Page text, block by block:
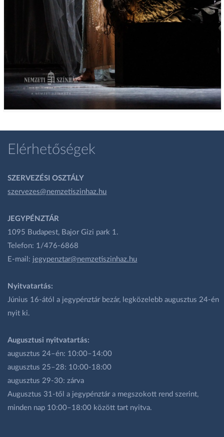
Elérhetőségek
SZERVEZÉSI OSZTÁLY
szervezes@nemzetiszinhaz.hu
JEGYPÉNZTÁR
1095 Budapest, Bajor Gizi park 1.
Telefon: 1/476-6868
E-mail: jegypenztar@nemzetiszinhaz.hu
Nyitvatartás:
Június 16-ától a jegypénztár bezár, legközelebb augusztus 24-én
nyit ki.
Augusztusi nyitvatartás:
augusztus 24–én: 10:00–14:00
augusztus 25–28: 10:00-18:00
augusztus 29-30: zárva
Augusztus 31-től a jegypénztár a megszokott rend szerint,
minden nap 10:00–18:00 között tart nyitva.